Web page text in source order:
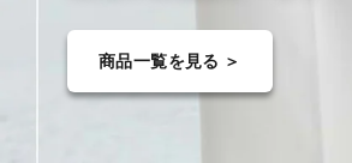
商品一覧を見る ＞